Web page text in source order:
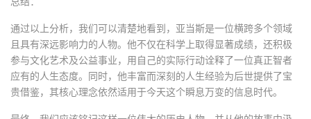
通过以上分析，我们可以清楚地看到，亚当斯是一位横跨多个领域
且具有深远影响力的人物。他不仅在科学上取得显著成绩，还积极
参与文化艺术及公益事业，用自己的实际行动诠释了一位真正智者
应有的人生态度。同时，他丰富而深刻的人生经验为后世提供了宝
贵借鉴，其核心理念依然适用于今天这个瞬息万变的信息时代。